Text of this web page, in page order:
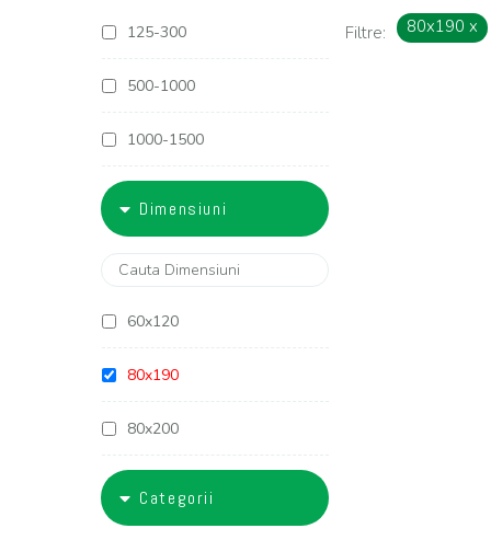
125-300
500-1000
1000-1500
2500-3000
3000-4000
4000-5000
Dimensiuni
60x120
80x190
80x200
Categorii
Filtre: 80x190 x